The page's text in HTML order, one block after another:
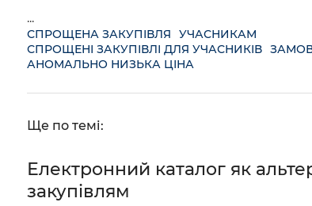
...
СПРОЩЕНА ЗАКУПІВЛЯ
УЧАСНИКАМ
СПРОЩЕНІ ЗАКУПІВЛІ ДЛЯ УЧАСНИКІВ
АНОМАЛЬНО НИЗЬКА ЦІНА
Ще по темі:
Електронний каталог як
закупівлям